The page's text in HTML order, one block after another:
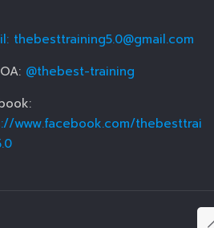
thebesttraining5.0@gmail.com
@thebest-training
www.facebook.com/thebesttrai